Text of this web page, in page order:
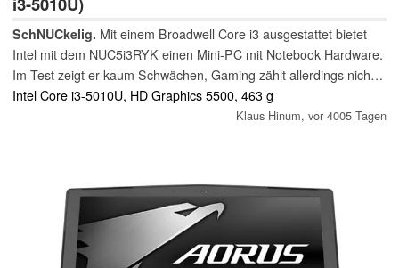
SchNUCkelig. Mit einem Broadwell Core i3 ausgestattet bietet
Intel mit dem NUC5i3RYK einen Mini-PC mit Notebook Hardware.
Im Test zeigt er kaum Schwächen, Gaming zählt allerdings nicht
zu seinen Stärken.
Intel Core i3-5010U, HD Graphics 5500, 463 g
Klaus Hinum, vor 4005 Tagen